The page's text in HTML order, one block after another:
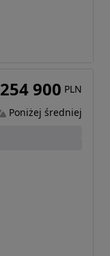
254 900 PLN
Poniżej średniej